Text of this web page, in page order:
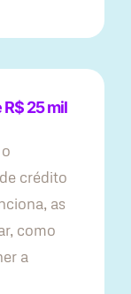
25 mil
crédito
as
como
a